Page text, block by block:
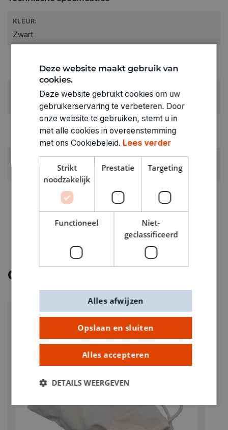
KLEUR:
Zwart
RUBRIEK:
GEWICHT
ARTIKELNUMMER
Ontdek meer
Deze website maakt gebruik van
cookies.
Deze website gebruikt cookies om uw
gebruikerservaring te verbeteren. Door
onze website te gebruiken, stemt u in
met alle cookies in overeenstemming
met ons Cookiebeleid. Lees verder
Strikt
noodzakelijk
Prestatie Targeting
Functioneel
Niet-
geclassificeerd
Opslaan en sluiten
Alles accepteren
Alles afwijzen
DETAILS WEERGEVEN